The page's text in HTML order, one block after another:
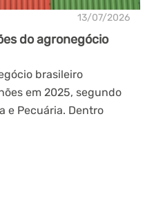
13/07/2026
do agronegócio
brasileiro
em 2025, segundo
e Pecuária. Dentro